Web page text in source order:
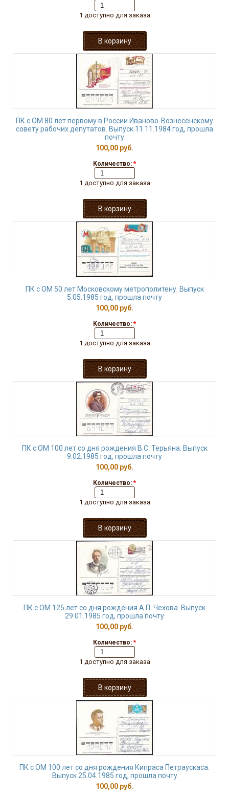
1 доступно для заказа
ПК с ОМ 80 лет первому в России Иваново-Вознесенскому
совету рабочих депутатов. Выпуск 11.11.1984 год, прошла
почту
100,00 руб.
Количество: *
1 доступно для заказа
ПК с ОМ 50 лет Московскому метрополитену. Выпуск
5.05.1985 год, прошла почту
100,00 руб.
Количество: *
1 доступно для заказа
ПК с ОМ 100 лет со дня рождения В.С. Терьяна. Выпуск
9.02.1985 год, прошла почту
100,00 руб.
Количество: *
1 доступно для заказа
ПК с ОМ 125 лет со дня рождения А.П. Чехова. Выпуск
29.01.1985 год, прошла почту
100,00 руб.
Количество: *
1 доступно для заказа
ПК с ОМ 100 лет со дня рождения Кипраса Петраускаса.
Выпуск 25.04.1985 год, прошла почту
100,00 руб.